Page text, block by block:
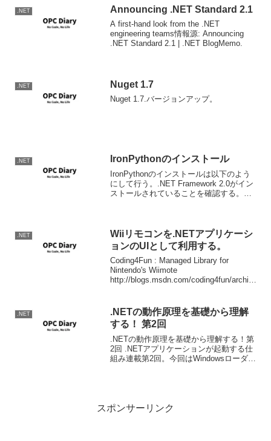
.NET Announcing .NET Standard 2.1
A first-hand look from the .NET
engineering teams情報源: Announcing
.NET Standard 2.1 | .NET BlogMemo.
.NET Nuget 1.7
Nuget 1.7.バージョンアップ。
.NET IronPythonのインストール
IronPythonのインストールは以下のよう
にして行う。.NET Framework 2.0がイン
ストールされていることを確認する。イ
.NET
Wiiリモコンを.NETアプリケーシ
ョンのUIとして利用する。
Coding4Fun : Managed Library for
Nintendo's Wiimote
http://blogs.msdn.com/coding4fun/archive
.NET
.NETの動作原理を基礎から理解
する！ 第2回
.NETの動作原理を基礎から理解する！第
2回 .NETアプリケーションが起動する仕
組み連載第2回。今回はWindowsローダー
スポンサーリンク